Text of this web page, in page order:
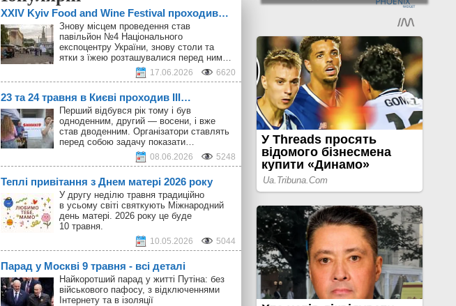
ХXІV Kyiv Food and Wine Festival проходив…
Знову місцем проведення став
павільйон №4 Національного
експоцентру України, знову столи та
ятки з їжею розташувалися перед ним…
17.06.2026 6620
23 та 24 травня в Києві проходив III…
Перший відбувся рік тому і був
одноденним, другий — восени, і вже
став дводенним. Організатори ставлять
перед собою задачу показати…
08.06.2026 5248
Теплі привітання з Днем матері 2026 року
У другу неділю травня традиційно
в усьому світі святкують Міжнародний
день матері. 2026 року це буде
10 травня.
10.05.2026 5044
Парад у Москві 9 травня - всі деталі
Найкоротший парад у житті Путіна: без
військового пафосу, з відключеннями
Інтернету та в ізоляції